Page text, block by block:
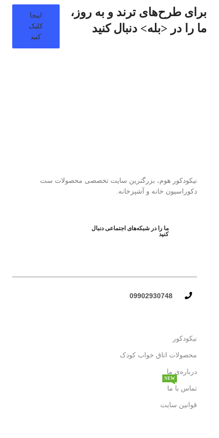
برای طرح‌های ترند و به روز،
ما را در <بله> دنبال کنید
اینجا
کلیک
کنید
نیکودکور هوم، بزرگترین سایت تخصصی محصولات ست
دکوراسیون خانه و آشپزخانه.
ما را در شبکه‌های اجتماعی دنبال
کنید
09902930748​
نیکودکور
محصولات اتاق خواب کودک
درباره‌ی ما
تماس با ما
NEW
قوانین سایت